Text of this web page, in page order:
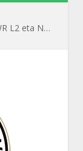
Euskadiko Errugbi Federazioak WR L1, WR L2 eta N1 ikastaroak antolatuko ditu irailean Getxon